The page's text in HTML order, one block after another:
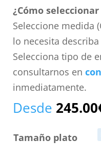
¿Cómo
Seleccione medida
lo necesita
Selecciona tipo de
consultarnos en
inmediatamente.
Desde 245.00
Tamaño plato